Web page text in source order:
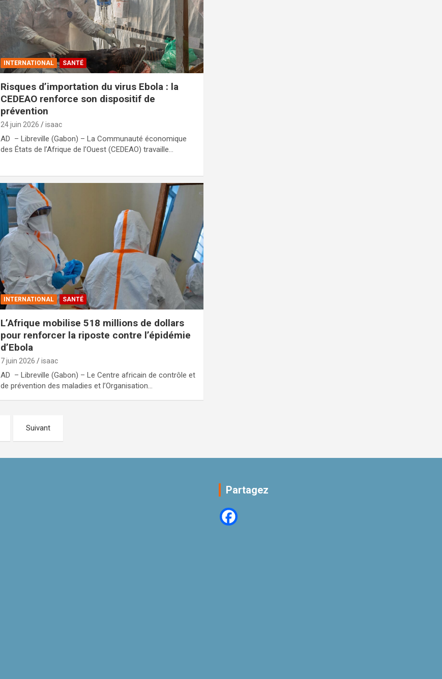
INTERNATIONAL SANTÉ
Risques d’importation du virus Ebola : la
CEDEAO renforce son dispositif de
prévention
24 juin 2026 isaac
AD – Libreville (Gabon) – La Communauté économique
des États de l’Afrique de l’Ouest (CEDEAO) travaille…
INTERNATIONAL SANTÉ
L’Afrique mobilise 518 millions de dollars
pour renforcer la riposte contre l’épidémie
d’Ebola
7 juin 2026 isaac
AD – Libreville (Gabon) – Le Centre africain de contrôle et
de prévention des maladies et l’Organisation…
Suivant
Partagez